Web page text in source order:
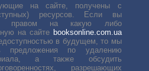
на сайте, получены с
ресурсов. Если вы
правом на какую либо
на сайте booksonline.com.ua
в будущем, то мы
предложения по удалению
а также обсудить
разрешающих